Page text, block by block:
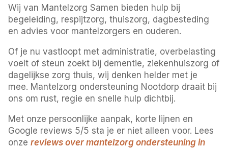
Wij van Mantelzorg Samen bieden hulp bij
begeleiding, respijtzorg, thuiszorg, dagbesteding
en advies voor mantelzorgers en ouderen.
Of je nu vastloopt met administratie, overbelasting
voelt of steun zoekt bij dementie, ziekenhuiszorg of
dagelijkse zorg thuis, wij denken helder met je
mee. Mantelzorg ondersteuning Nootdorp draait bij
ons om rust, regie en snelle hulp dichtbij.
Met onze persoonlijke aanpak, korte lijnen en
Google reviews 5/5 sta je er niet alleen voor. Lees
onzereviews over mantelzorg ondersteuning in